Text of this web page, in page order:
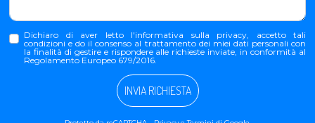
Dichiaro di aver letto l'informativa sulla privacy, accetto tali
condizioni e do il consenso al trattamento dei miei dati personali con
la finalità di gestire e rispondere alle richieste inviate, in conformità al
Regolamento Europeo 679/2016.
INVIA RICHIESTA